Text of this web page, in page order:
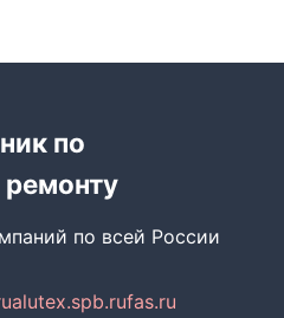
по
ремонту
по всей России
alutex.spb.rufas.ru